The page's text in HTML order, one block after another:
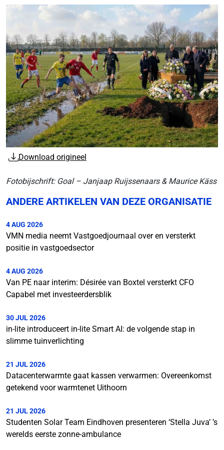
Download origineel
Fotobijschrift: Goal – Janjaap Ruijssenaars & Maurice Käss
ANDERE ARTIKELEN VAN DEZE ORGANISATIE
4 AUG 2026
VMN media neemt Vastgoedjournaal over en versterkt
positie in vastgoedsector
4 AUG 2026
Van PE naar interim: Désirée van Boxtel versterkt CFO
Capabel met investeerdersblik
30 JUL 2026
in-lite introduceert in-lite Smart AI: de volgende stap in
slimme tuinverlichting
21 JUL 2026
Datacenterwarmte gaat kassen verwarmen: Overeenkomst
getekend voor warmtenet Uithoorn
21 JUL 2026
Studenten Solar Team Eindhoven presenteren ‘Stella Juva’ ’s
werelds eerste zonne-ambulance